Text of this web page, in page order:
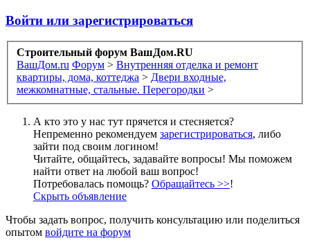
Войти или зарегистрироваться
Строительный форум ВашДом.RU
ВашДом.ru Форум > Внутренняя отделка и ремонт
квартиры, дома, коттеджа > Двери входные,
межкомнатные, стальные. Перегородки >
А кто это у нас тут прячется и стесняется?
Непременно рекомендуем зарегистрироваться, либо
зайти под своим логином!
Читайте, общайтесь, задавайте вопросы! Мы поможем
найти ответ на любой ваш вопрос!
Потребовалась помощь? Обращайтесь >>!
Скрыть объявление
Чтобы задать вопрос, получить консультацию или поделиться
опытом войдите на форум